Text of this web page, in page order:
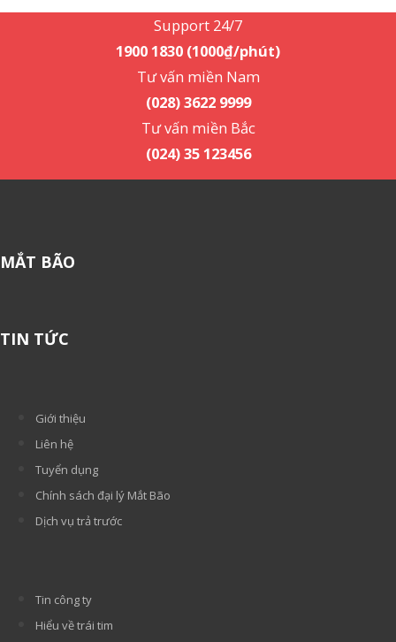
Support 24/7
1900 1830 (1000₫/phút)
Tư vấn miền Nam
(028) 3622 9999
Tư vấn miền Bắc
(024) 35 123456
MẮT BÃO
TIN TỨC
Giới thiệu
Liên hệ
Tuyển dụng
Chính sách đại lý Mắt Bão
Dịch vụ trả trước
Tin công ty
Hiểu về trái tim